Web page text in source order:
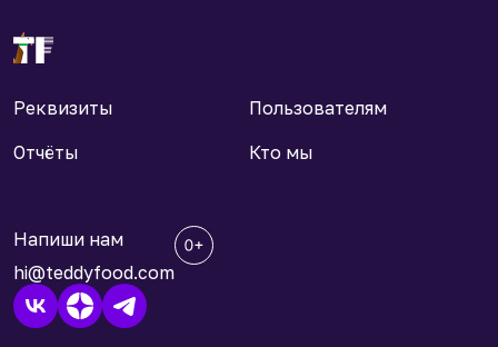
Реквизиты
Пользователям
Отчёты
Кто мы
Напиши нам
hi@teddyfood.com